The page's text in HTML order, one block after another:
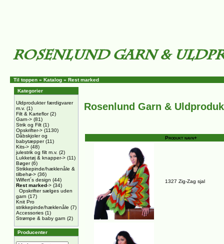
Til toppen » Katalog » Rest marked
Kategorier
Uldprodukter færdigvarer
m.v. (1)
Filt & Karteflor(2)
Garn-> (81)
Strik og Filt (1)
Opskrifter-> (1130)
Dåbskjoler og
babytæpper(11)
Kits-> (48)
julestrik og filt m.v. (2)
Lukketøj & knapper-> (11)
Bøger(6)
Strikkepinde/hæklenåle &
tilbehø-> (36)
Wilfert´s design (44)
Rest marked-> (34)
Opskrifter sælges uden
garn (17)
Knit Pro
strikkepinde/hæklenåle (7)
Accessories (1)
Strømpe & baby garn (2)
Producenter
Rosenlund Garn &
Produkt navn+
1327 Zig-Zag sjal